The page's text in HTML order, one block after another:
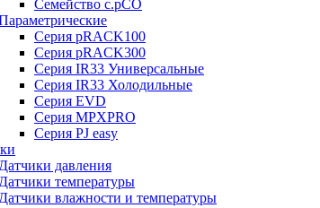
Семейство c.pCO
Серия pRACK100
Серия pRACK300
Серия IR33 Универсальные
Серия IR33 Холодильные
Серия EVD
Серия MPXPRO
Серия PJ easy
Датчики давления
Датчики температуры
Датчики влажности и температуры